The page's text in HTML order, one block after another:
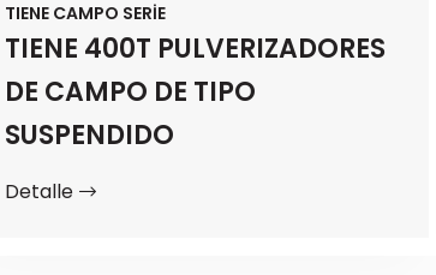
TIENE CAMPO SERİE
TIENE 400T PULVERIZADORES
DE CAMPO DE TIPO
SUSPENDIDO
Detalle